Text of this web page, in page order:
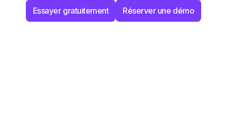
Essayer gratuitement Réserver une démo